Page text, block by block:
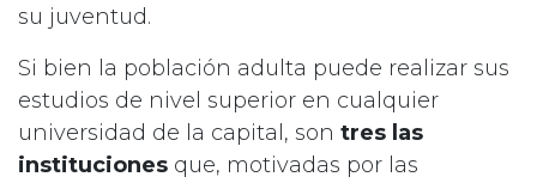
su juventud.
Si bien la población adulta puede realizar sus
estudios de nivel superior en cualquier
universidad de la capital, son tres las
instituciones que, motivadas por las